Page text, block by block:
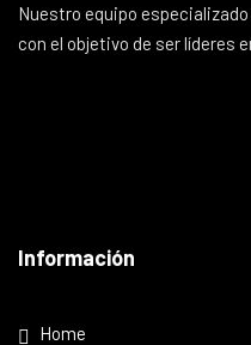
Nuestro equipo
con el objetivo de ser líderes
Información
Home